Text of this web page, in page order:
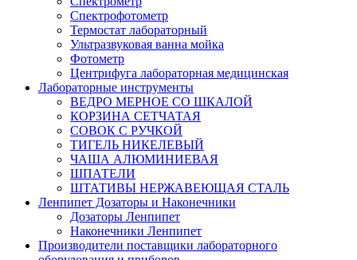
Спектрофотометр
Термостат лабораторный
Ультразвуковая ванна мойка
Фотометр
Центрифуга лабораторная медицинская
Лабораторные инструменты
ВЕДРО МЕРНОЕ СО ШКАЛОЙ
КОРЗИНА СЕТЧАТАЯ
СОВОК С РУЧКОЙ
ТИГЕЛЬ НИКЕЛЕВЫЙ
ЧАША АЛЮМИНИЕВАЯ
ШПАТЕЛИ
ШТАТИВЫ НЕРЖАВЕЮЩАЯ СТАЛЬ
Ленпипет Дозаторы и Наконечники
Дозаторы Ленпипет
Наконечники Ленпипет
Производители поставщики лабораторного